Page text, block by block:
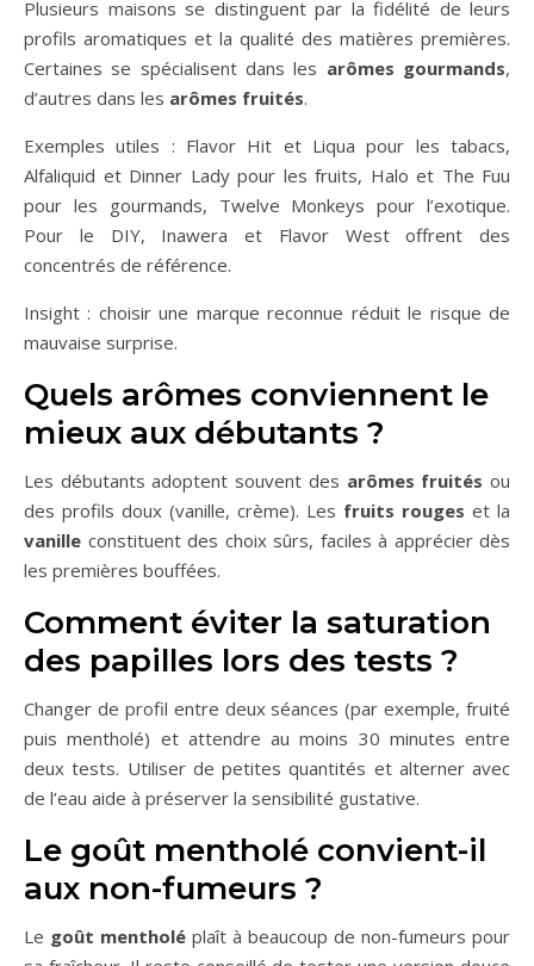
Plusieurs maisons se distinguent par la fidélité de leurs
profils aromatiques et la qualité des matières premières.
Certaines se spécialisent dans les arômes gourmands,
d’autres dans les arômes fruités.
Exemples utiles : Flavor Hit et Liqua pour les tabacs,
Alfaliquid et Dinner Lady pour les fruits, Halo et The Fuu
pour les gourmands, Twelve Monkeys pour l’exotique.
Pour le DIY, Inawera et Flavor West offrent des
concentrés de référence.
Insight : choisir une marque reconnue réduit le risque de
mauvaise surprise.
Quels arômes conviennent le
mieux aux débutants ?
Les débutants adoptent souvent des arômes fruités ou
des profils doux (vanille, crème). Les fruits rouges et la
vanille constituent des choix sûrs, faciles à apprécier dès
les premières bouffées.
Comment éviter la saturation
des papilles lors des tests ?
Changer de profil entre deux séances (par exemple, fruité
puis mentholé) et attendre au moins 30 minutes entre
deux tests. Utiliser de petites quantités et alterner avec
de l’eau aide à préserver la sensibilité gustative.
Le goût mentholé convient-il
aux non-fumeurs ?
Le goût mentholé plaît à beaucoup de non-fumeurs pour